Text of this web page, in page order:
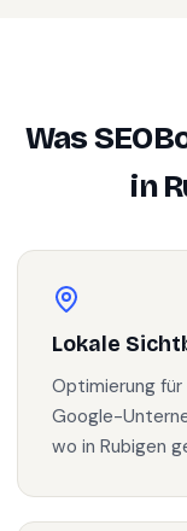
Was
in
Lokale
Optimierung für
Google-
wo in Rubigen